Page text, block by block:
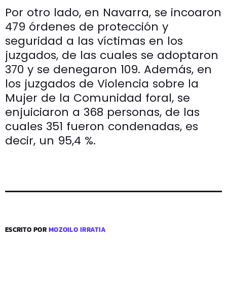
Por otro lado, en Navarra, se incoaron
479 órdenes de protección y
seguridad a las víctimas en los
juzgados, de las cuales se adoptaron
370 y se denegaron 109. Además, en
los juzgados de Violencia sobre la
Mujer de la Comunidad foral, se
enjuiciaron a 368 personas, de las
cuales 351 fueron condenadas, es
decir, un 95,4 %.
ESCRITO PORMOZOILO IRRATIA